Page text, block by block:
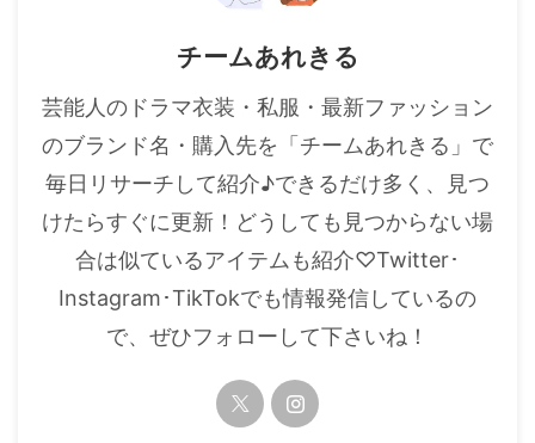
チームあれきる
芸能人のドラマ衣装・私服・最新ファッション
のブランド名・購入先を「チームあれきる」で
毎日リサーチして紹介♪できるだけ多く、見つ
けたらすぐに更新！どうしても見つからない場
合は似ているアイテムも紹介♡Twitter･
Instagram･TikTokでも情報発信しているの
で、ぜひフォローして下さいね！